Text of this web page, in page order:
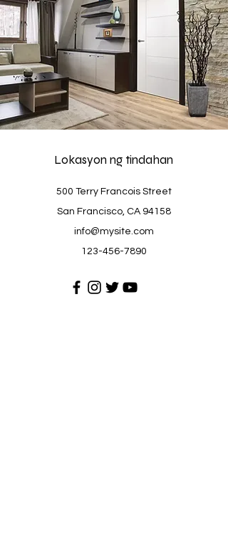
Lokasyon ng tindahan
500 Terry Francois Street
San Francisco, CA 94158
info@mysite.com
123-456-7890